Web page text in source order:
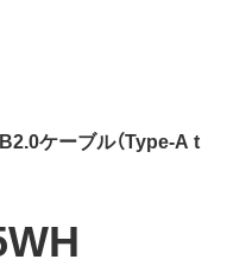
ケーブル（Type-A t